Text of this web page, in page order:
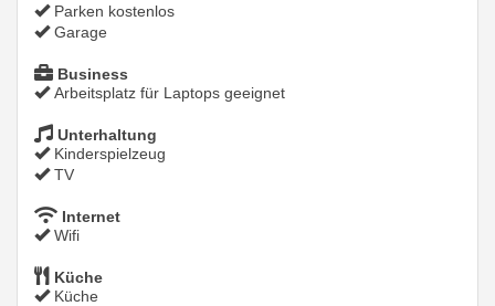
Parken kostenlos
Garage
Business
Arbeitsplatz für Laptops geeignet
Unterhaltung
Kinderspielzeug
TV
Internet
Wifi
Küche
Küche